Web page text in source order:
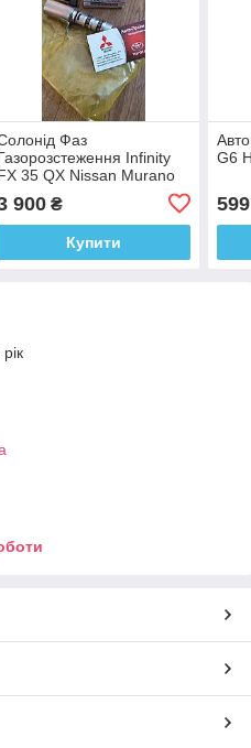
Фаз
Infinity
35 QX Nissan Murano
Maxima Pathfinder TEANA
JK20B
900₴
Купити
G6
599